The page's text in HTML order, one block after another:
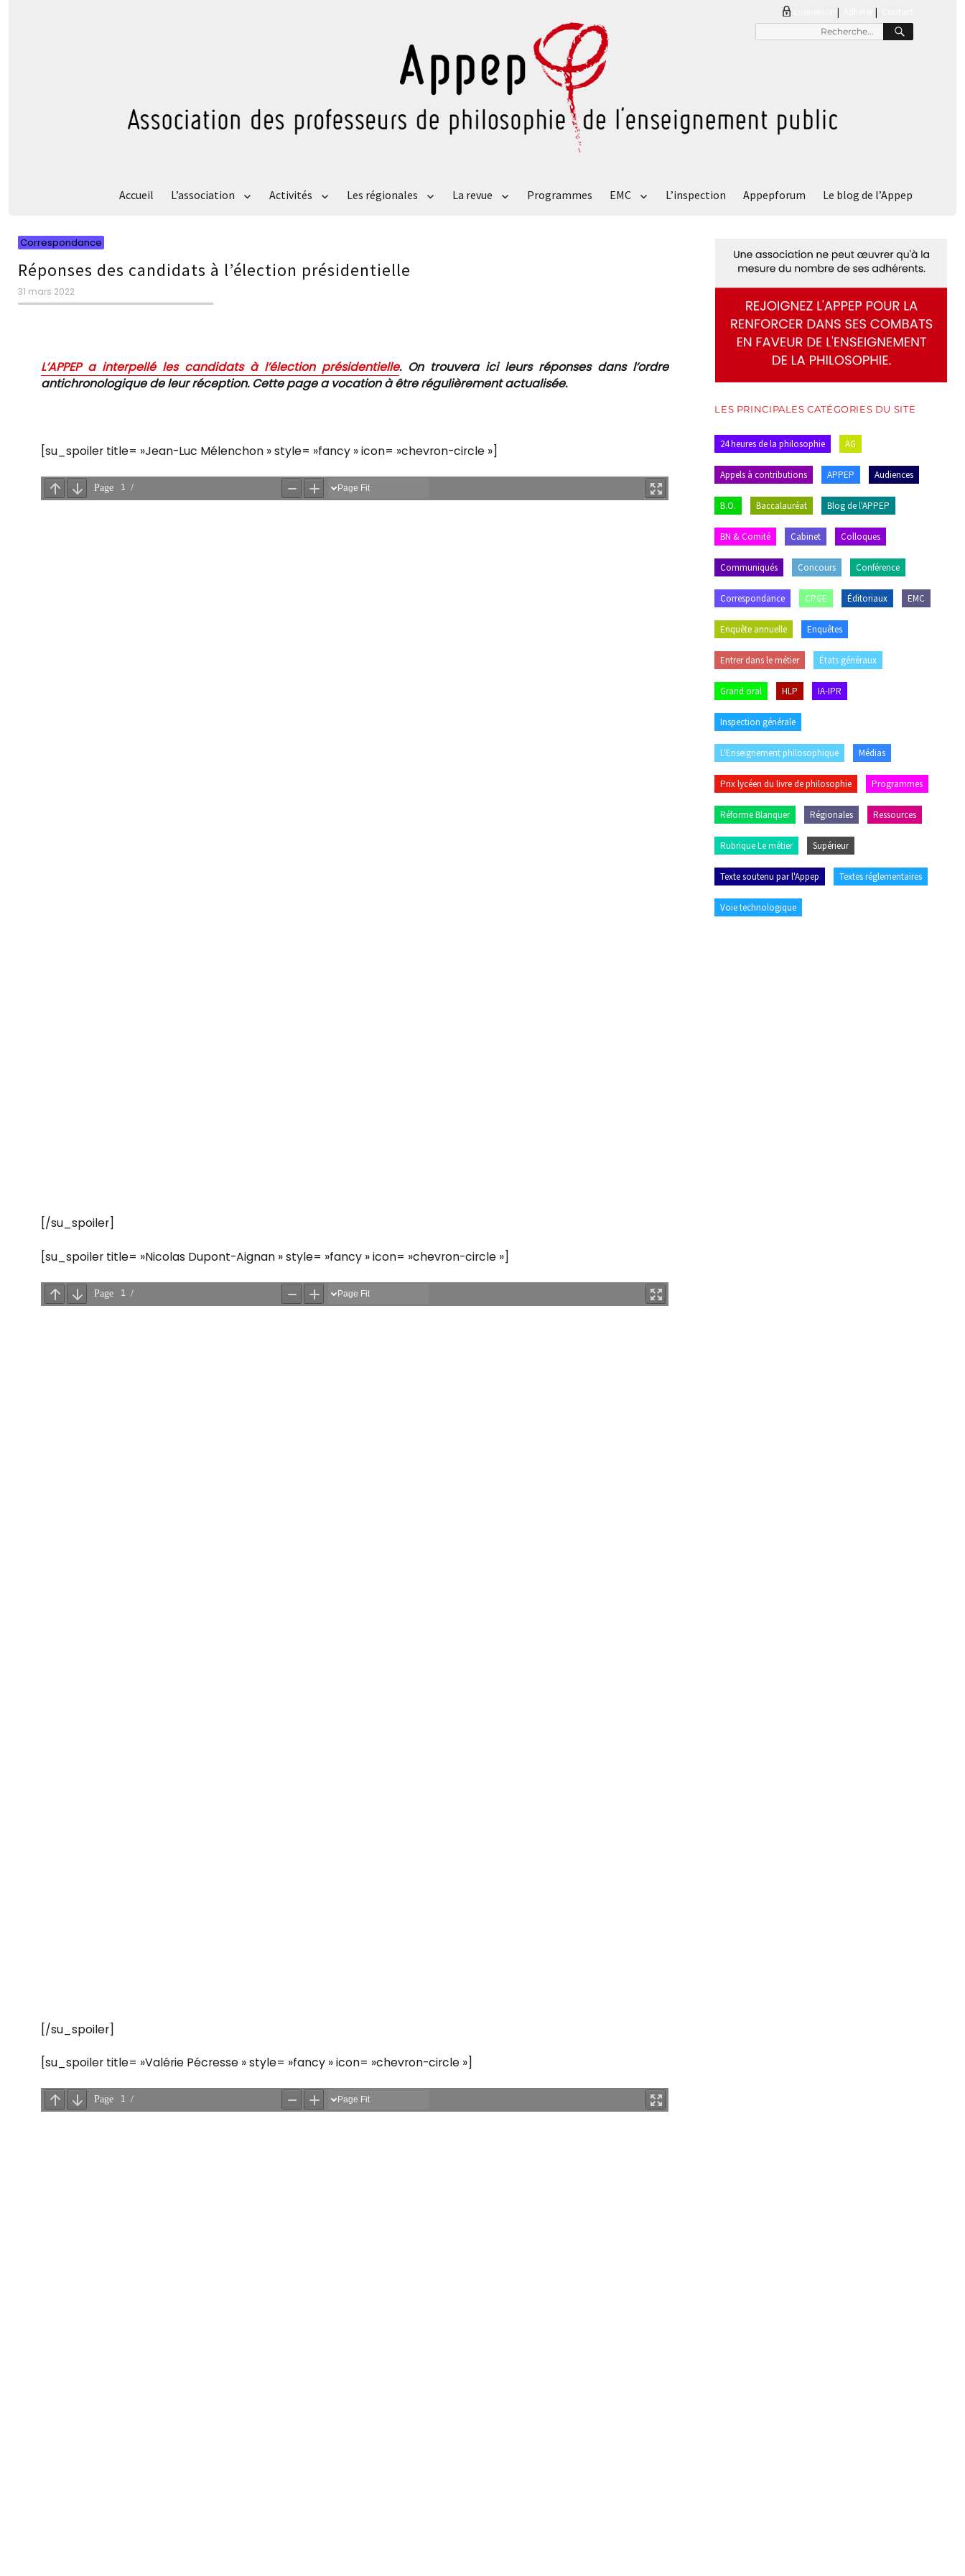
|
pour
Accueil L’association Activités Les régionales La revue Programmes EMC L’inspection Appepforum Le blog de l’Appep
Correspondance
Réponses des candidats à l’élection présidentielle
Publié
le
31 mars 2022
L’APPEP a interpellé les candidats à l’élection présidentielle. On trouvera ici leurs réponses dans l’ordre
antichronologique de leur réception. Cette page a vocation à être régulièrement actualisée.
[su_spoiler title= »Jean-Luc Mélenchon » style= »fancy » icon= »chevron-circle »]
[/su_spoiler]
[su_spoiler title= »Nicolas Dupont-Aignan » style= »fancy » icon= »chevron-circle »]
[/su_spoiler]
[su_spoiler title= »Valérie Pécresse » style= »fancy » icon= »chevron-circle »]
LES PRINCIPALES CATÉGORIES DU SITE
24 heures de la philosophie AG
Appels à contributions APPEP Audiences
B.O. Baccalauréat Blog de l'APPEP
BN & Comité Cabinet Colloques
Communiqués Concours Conférence
Correspondance CPGE Éditoriaux EMC
Enquête annuelle Enquêtes
Entrer dans le métier États généraux
Grand oral HLP IA-IPR
Inspection générale
L'Enseignement philosophique Médias
Prix lycéen du livre de philosophie Programmes
Réforme Blanquer Régionales Ressources
Rubrique Le métier Supérieur
Texte soutenu par l'Appep Textes réglementaires
Voie technologique